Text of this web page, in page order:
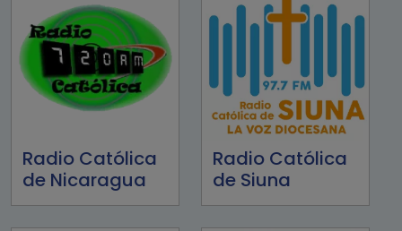
Radio Católica
de Nicaragua
Radio Católica
de Siuna